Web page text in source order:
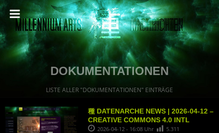
DOKUMENTATIONEN
LISTE ALLER "DOKUMENTATIONEN" EINTRÄGE
種 DATENARCHE NEWS | 2026-04-12 –
CREATIVE COMMONS 4.0 INTL
2026-04-12 - 16:08 Uhr 5.311